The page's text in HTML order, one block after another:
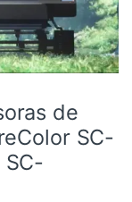
de
SC-
SC-